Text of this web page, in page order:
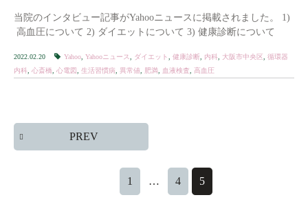
当院のインタビュー記事がYahooニュースに掲載されました。 1)
高血圧について 2) ダイエットについて 3) 健康診断について
2022.02.20 Yahoo Yahooニュース ダイエット 健康診断 内科 大阪市中央区
循環器
内科 心斎橋 心電図 生活習慣病 異常値 肥満 血液検査 高血圧
PREV
1 … 4 5